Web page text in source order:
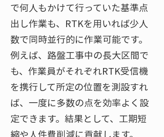
で何人もかけて行っていた基準点
出し作業も、RTKを用いれば少人
数で同時並行的に作業可能です。
例えば、路盤工事中の長大区間で
も、作業員がそれぞれRTK受信機
を携行して所定の位置を測設すれ
ば、一度に多数の点を効率よく設
定できます。結果として、工期短
縮や人件費削減に貢献します。